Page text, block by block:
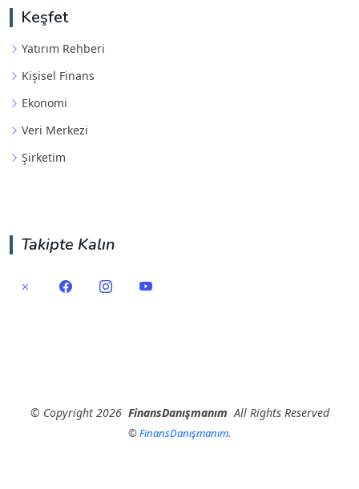
Keşfet
Yatırım Rehberi
Kişisel Finans
Ekonomi
Veri Merkezi
Şirketim
Takipte Kalın
© Copyright2026 FinansDanışmanım All Rights Reserved
©FinansDanışmanım.